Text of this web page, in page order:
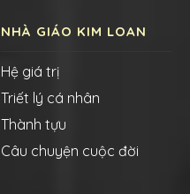
NHÀ GIÁO KIM LOAN
Hệ giá trị
Triết lý cá nhân
Thành tựu
Câu chuyện cuộc đời